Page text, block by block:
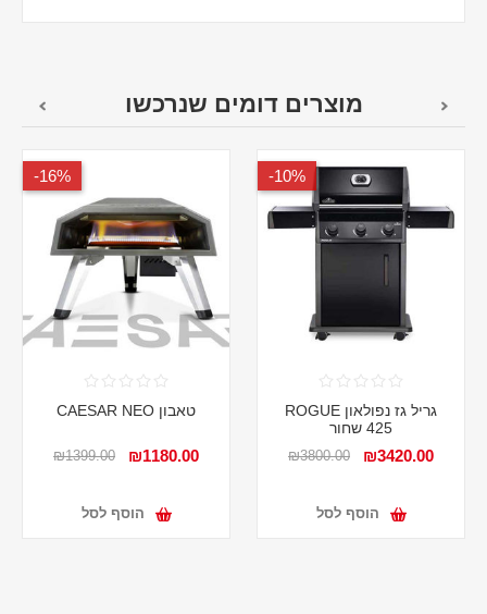
מוצרים דומים שנרכשו
10%-
גריל גז נפולאון ROGUE
425 שחור
₪3420.00
₪3800.00
הוסף לסל
16%-
טאבון CAESAR NEO
₪1180.00
₪1399.00
הוסף לסל